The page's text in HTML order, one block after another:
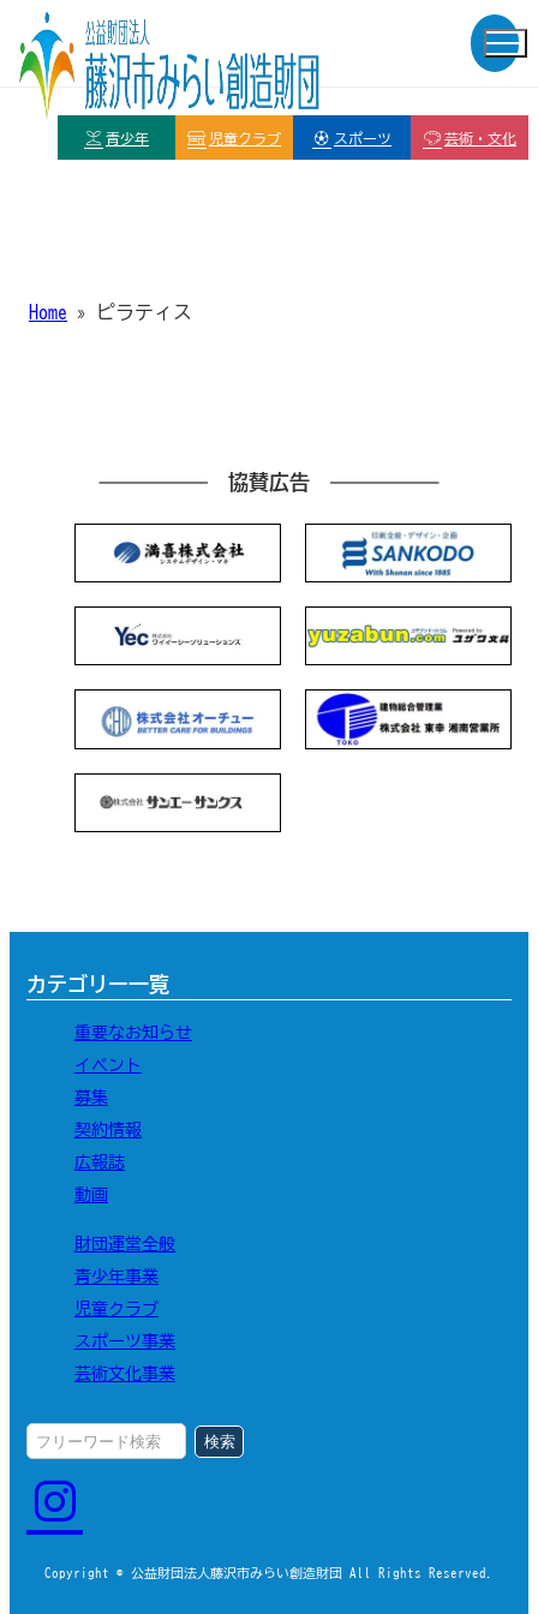
青少年 児童クラブ スポーツ 芸術・文化
Home » ピラティス
協賛広告
カテゴリー一覧
重要なお知らせ
イベント
募集
契約情報
広報誌
動画
財団運営全般
青少年事業
児童クラブ
スポーツ事業
芸術文化事業
検索
Copyright © 公益財団法人藤沢市みらい創造財団 All Rights Reserved.